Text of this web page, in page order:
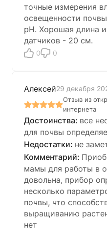
точные измерения
освещенности
рH. Хорошая длина
датчиков - 20 см.
0 0
Алексей29 декабря
Отзыв из
интернета
все
для почвы
не
мамы для работы в
довольна, прибор
несколько
почвы, что
выращиванию
нет